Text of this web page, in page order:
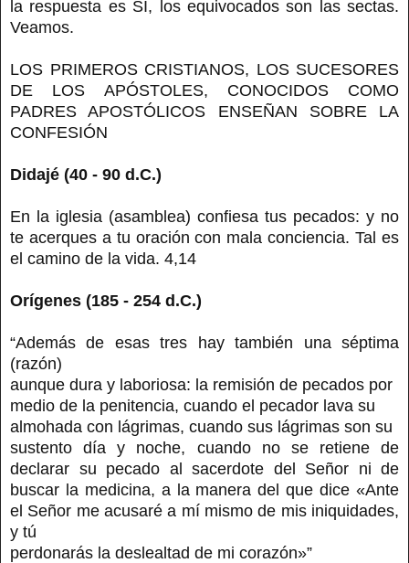
la respuesta es SÍ, los equivocados son las sectas.
Veamos.
LOS PRIMEROS CRISTIANOS, LOS SUCESORES
DE LOS APÓSTOLES, CONOCIDOS COMO
PADRES APOSTÓLICOS ENSEÑAN SOBRE LA
CONFESIÓN
Didajé (40 - 90 d.C.)
En la iglesia (asamblea) confiesa tus pecados: y no
te acerques a tu oración con mala conciencia. Tal es
el camino de la vida. 4,14
Orígenes (185 - 254 d.C.)
“Además de esas tres hay también una séptima
(razón)
aunque dura y laboriosa: la remisión de pecados por
medio de la penitencia, cuando el pecador lava su
almohada con lágrimas, cuando sus lágrimas son su
sustento día y noche, cuando no se retiene de
declarar su pecado al sacerdote del Señor ni de
buscar la medicina, a la manera del que dice «Ante
el Señor me acusaré a mí mismo de mis iniquidades,
y tú
perdonarás la deslealtad de mi corazón»”